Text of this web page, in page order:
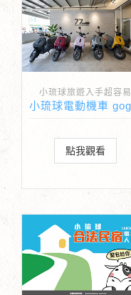
小琉球旅遊入手超容易
點我觀看